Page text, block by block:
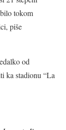
tokom
piše
od
ka stadionu “La